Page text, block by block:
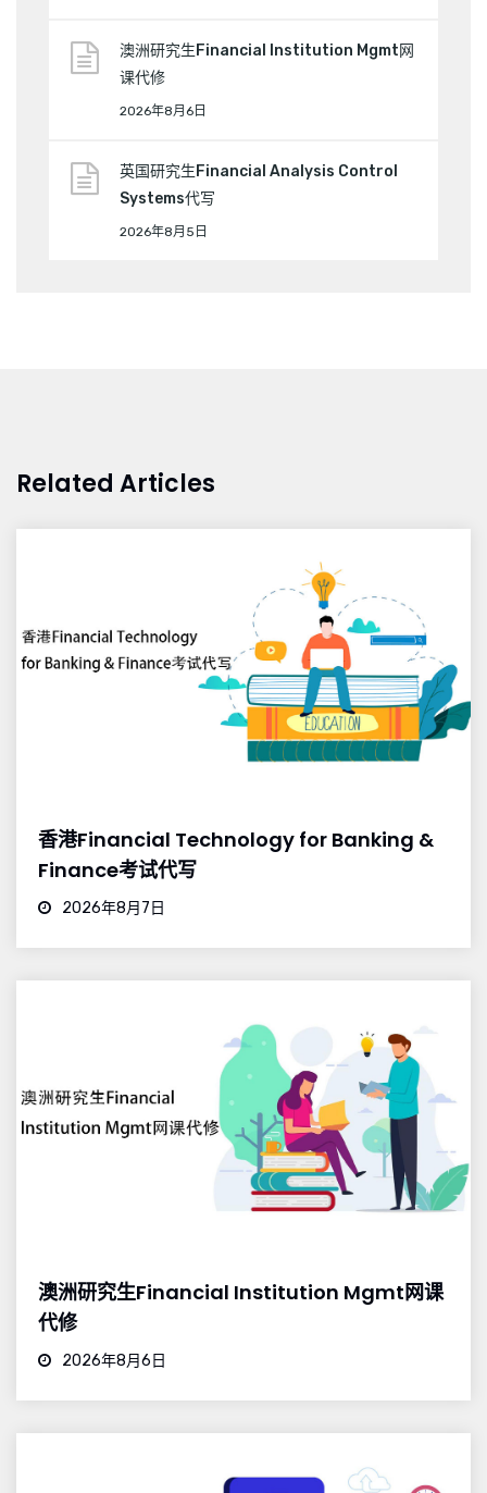
澳洲研究生Financial Institution Mgmt网
课代修
2026年8月6日
英国研究生Financial Analysis Control
Systems代写
2026年8月5日
Related Articles
香港Financial Technology for Banking &
Finance考试代写
2026年8月7日
澳洲研究生Financial Institution Mgmt网课
代修
2026年8月6日